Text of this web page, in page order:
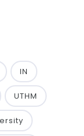
IN
UTHM